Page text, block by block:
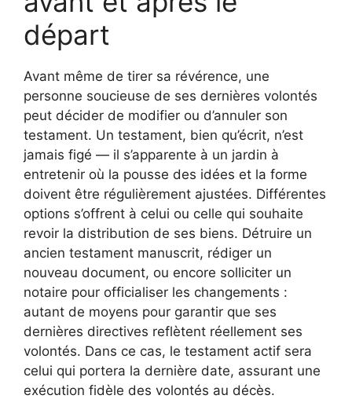
départ
Avant même de tirer sa révérence, une
personne soucieuse de ses dernières volontés
peut décider de modifier ou d’annuler son
testament. Un testament, bien qu’écrit, n’est
jamais figé — il s’apparente à un jardin à
entretenir où la pousse des idées et la forme
doivent être régulièrement ajustées. Différentes
options s’offrent à celui ou celle qui souhaite
revoir la distribution de ses biens. Détruire un
ancien testament manuscrit, rédiger un
nouveau document, ou encore solliciter un
notaire pour officialiser les changements :
autant de moyens pour garantir que ses
dernières directives reflètent réellement ses
volontés. Dans ce cas, le testament actif sera
celui qui portera la dernière date, assurant une
exécution fidèle des volontés au décès.